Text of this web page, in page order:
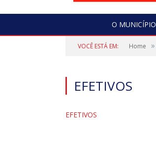
O MUNICÍPIO
VOCÊ ESTÁ EM: Home »
EFETIVOS
EFETIVOS